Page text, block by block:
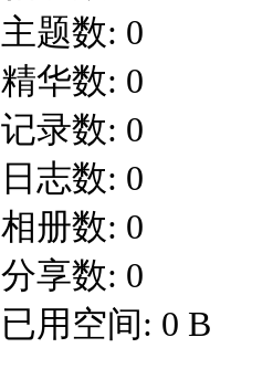
主题数: 0
精华数: 0
记录数: 0
日志数: 0
相册数: 0
分享数: 0
已用空间: 0 B